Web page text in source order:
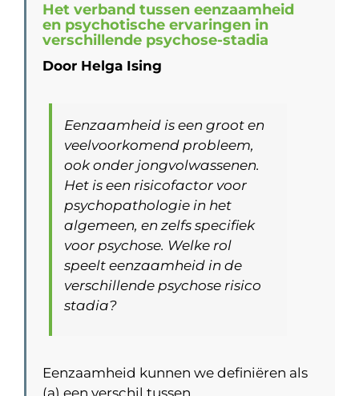
Het verband tussen eenzaamheid
en psychotische ervaringen in
verschillende psychose-stadia
Door Helga Ising
Eenzaamheid is een groot en
veelvoorkomend probleem,
ook onder jongvolwassenen.
Het is een risicofactor voor
psychopathologie in het
algemeen, en zelfs specifiek
voor psychose. Welke rol
speelt eenzaamheid in de
verschillende psychose risico
stadia?
Eenzaamheid kunnen we definiëren als
(a) een verschil tussen …